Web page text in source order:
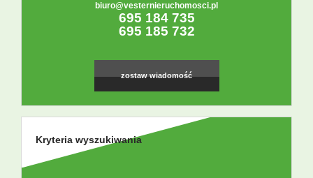
biuro@vesternieruchomosci.pl
695 184 735
695 185 732
zostaw wiadomość
Kryteria wyszukiwania